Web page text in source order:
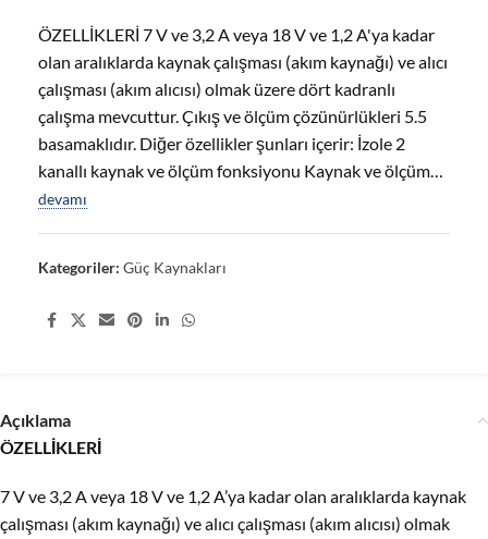
ÖZELLİKLERİ 7 V ve 3,2 A veya 18 V ve 1,2 A'ya kadar
olan aralıklarda kaynak çalışması (akım kaynağı) ve alıcı
çalışması (akım alıcısı) olmak üzere dört kadranlı
çalışma mevcuttur. Çıkış ve ölçüm çözünürlükleri 5.5
basamaklıdır. Diğer özellikler şunları içerir: İzole 2
kanallı kaynak ve ölçüm fonksiyonu Kaynak ve ölçüm…
devamı
Kategoriler: Güç Kaynakları
Share:
Açıklama
ÖZELLİKLERİ
7 V ve 3,2 A veya 18 V ve 1,2 A’ya kadar olan aralıklarda kaynak
çalışması (akım kaynağı) ve alıcı çalışması (akım alıcısı) olmak